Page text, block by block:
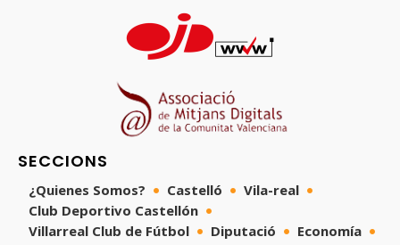
SECCIONS
¿Quienes Somos? Castelló
Vila-real
Club Deportivo Castellón
Villarreal Club de Fútbol
Diputació
Economía